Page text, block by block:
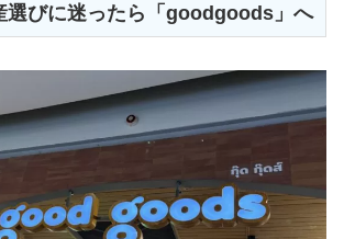
選びに迷ったら「goodgoods」へ